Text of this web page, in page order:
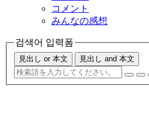
コメント
みんなの感想
검색어 입력폼
見出し or 本文 見出し and 本文